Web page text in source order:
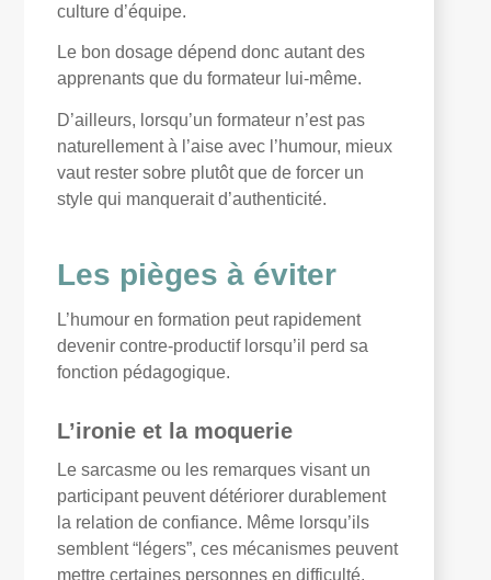
culture d’équipe.
Le bon dosage dépend donc autant des
apprenants que du formateur lui-même.
D’ailleurs, lorsqu’un formateur n’est pas
naturellement à l’aise avec l’humour, mieux
vaut rester sobre plutôt que de forcer un
style qui manquerait d’authenticité.
Les pièges à éviter
L’humour en formation peut rapidement
devenir contre-productif lorsqu’il perd sa
fonction pédagogique.
L’ironie et la moquerie
Le sarcasme ou les remarques visant un
participant peuvent détériorer durablement
la relation de confiance. Même lorsqu’ils
semblent “légers”, ces mécanismes peuvent
mettre certaines personnes en difficulté.